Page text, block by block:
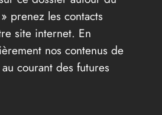
prenez les contacts
site internet. En
nos contenus de
courant des futures